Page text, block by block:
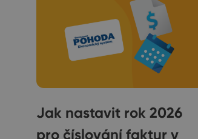
Jak nastavit rok 2026
pro číslování faktur v